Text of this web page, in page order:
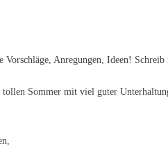
Anregungen, Ideen!
Sommer mit viel guter